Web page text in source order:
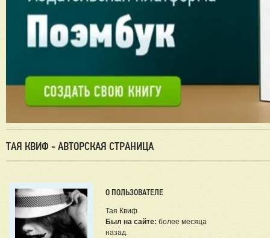
ТАЯ КВИФ - АВТОРСКАЯ СТРАНИЦА
О ПОЛЬЗОВАТЕЛЕ
Тая Квиф
Был на сайте: более месяца
назад.